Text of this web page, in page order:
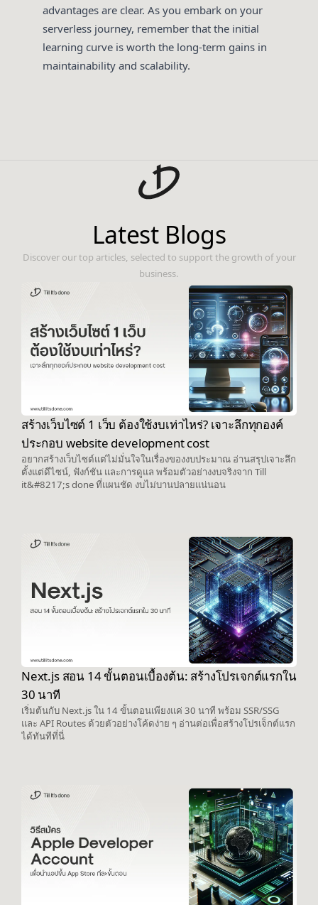
advantages are clear. As you embark on your
serverless journey, remember that the initial
learning curve is worth the long-term gains in
maintainability and scalability.
Latest Blogs
Discover our top articles, selected to support the growth of your
business.
สร้างเว็บไซต์ 1 เว็บ ต้องใช้งบเท่าไหร่? เจาะลึกทุกองค์
ประกอบ website development cost
อยากสร้างเว็บไซต์แต่ไม่มั่นใจในเรื่องของงบประมาณ อ่านสรุปเจาะลึก
ตั้งแต่ดีไซน์, ฟังก์ชัน และการดูแล พร้อมตัวอย่างงบจริงจาก Till
it&#8217;s done ที่แผนชัด งบไม่บานปลายแน่นอน
Next.js สอน 14 ขั้นตอนเบื้องต้น: สร้างโปรเจกต์แรกใน
30 นาที
เริ่มต้นกับ Next.js ใน 14 ขั้นตอนเพียงแค่ 30 นาที พร้อม SSR/SSG
และ API Routes ด้วยตัวอย่างโค้ดง่าย ๆ อ่านต่อเพื่อสร้างโปรเจ็กต์แรก
ได้ทันทีที่นี่